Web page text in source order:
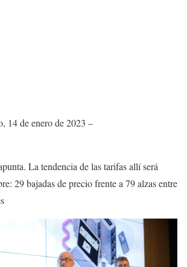
14 de enero de 2023 –
La tendencia de las tarifas allí será
29 bajadas de precio frente a 79 alzas entre